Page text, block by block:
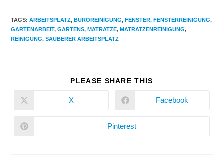
TAGS:ARBEITSPLATZ, BÜROREINIGUNG, FENSTER, FENSTERREINIGUNG,
GARTENARBEIT, GARTENS, MATRATZE, MATRATZENREINIGUNG,
REINIGUNG, SAUBERER ARBEITSPLATZ
PLEASE SHARE THIS
X Facebook
Pinterest